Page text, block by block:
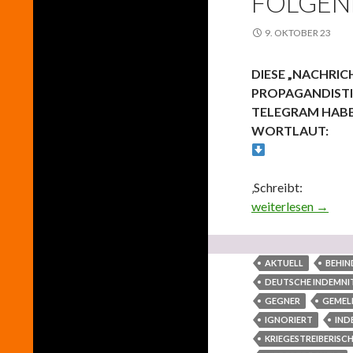
9. OKTOBER 23
DIESE
TELEGRAM
WORTLAUT:
‚Schreibt:
DIESE
weiterlesen →
AKTUELL
DEUTSCHE
GEGNER
IGNORIERT
KRIEGESTREIBERISCH